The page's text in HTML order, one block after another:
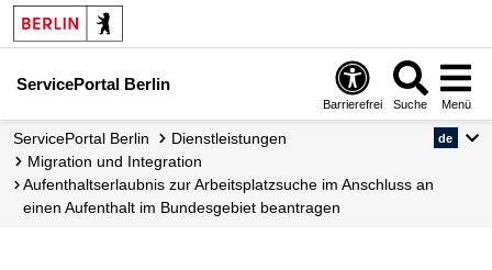
ServicePortal Berlin
Barrierefrei Suche Menü
ServicePortal Berlin
Dienstleistungen
Migration und Integration
Aufenthaltserlaubnis zur Arbeitsplatzsuche im Anschluss an
einen Aufenthalt im Bundesgebiet beantragen
de